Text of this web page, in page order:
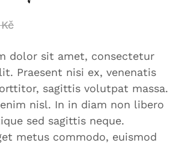
Kč
dolor sit amet, consectetur
Praesent nisi ex, venenatis
sagittis volutpat massa.
nisl. In in diam non libero
sed sagittis neque.
metus commodo, euismod